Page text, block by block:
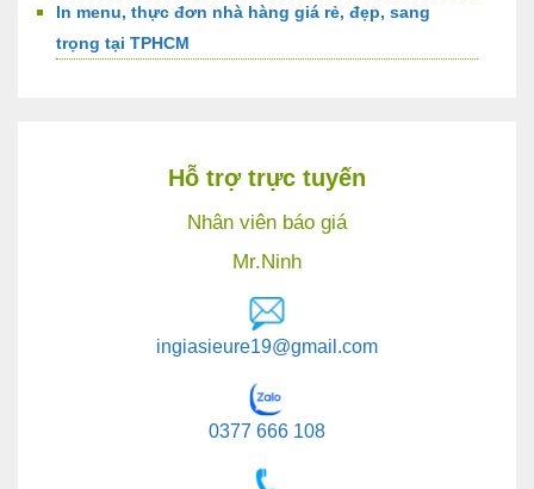
In menu, thực đơn nhà hàng giá rẻ, đẹp, sang
trọng tại TPHCM
Hỗ trợ trực tuyến
Nhân viên báo giá
Mr.Ninh
ingiasieure19@gmail.com
0377 666 108